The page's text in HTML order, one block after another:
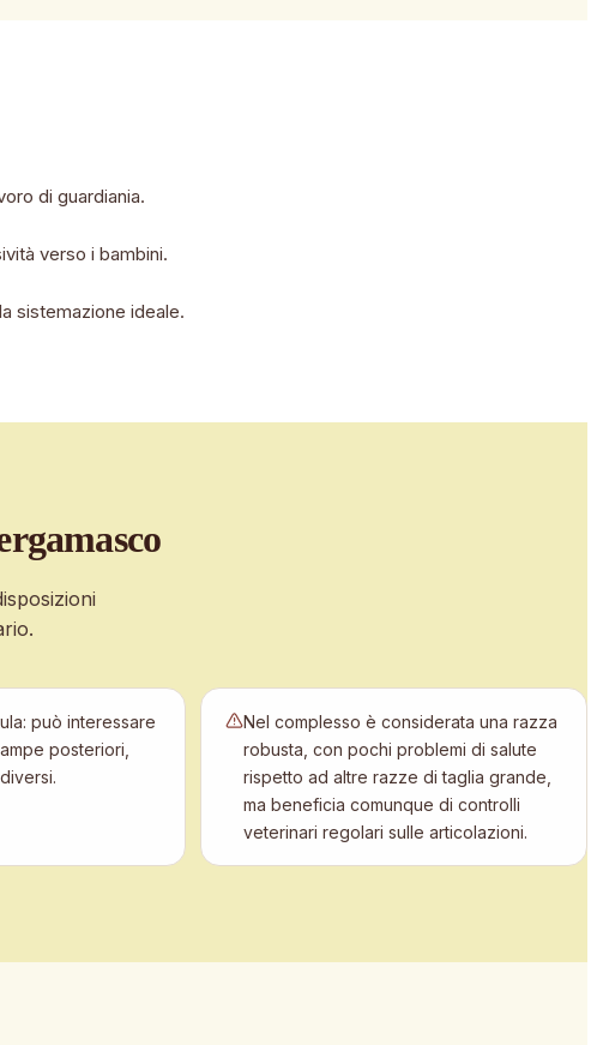
di guardiania.
verso i bambini.
sistemazione ideale.
può interessare
posteriori,
Nel complesso è considerata una razza
robusta, con pochi problemi di salute
rispetto ad altre razze di taglia grande,
ma beneficia comunque di controlli
veterinari regolari sulle articolazioni.